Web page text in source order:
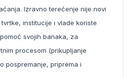
Izravno terećenje nije novi
institucije i vlade koriste
svojih banaka, za
procesom (prikupljanje
pospremanje, priprema i